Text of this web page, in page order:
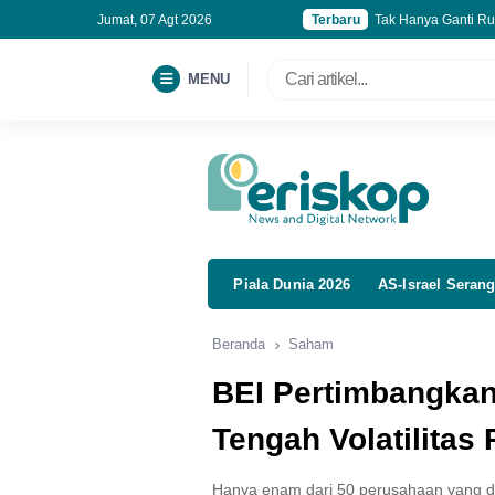
Jumat, 07 Agt 2026 Terbaru
Tak Hanya Ganti
BGN Rapikan 6
MENU
Piala Dunia 2026 AS-Israel
Beranda Saham
BEI
Tengah Volatilitas
Hanya enam dari 50 perusahaan yang